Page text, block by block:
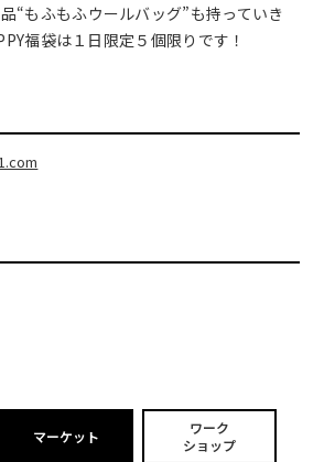
もふもふウールバッグ”も持っていき
福袋は１日限定５個限りです！
マーケット
ワーク
ショップ